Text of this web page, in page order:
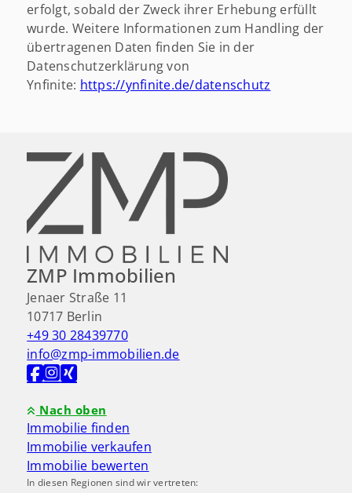
erfolgt, sobald der Zweck ihrer Erhebung erfüllt
wurde. Weitere Informationen zum Handling der
übertragenen Daten finden Sie in der
Datenschutzerklärung von
Ynfinite: https://ynfinite.de/datenschutz
ZMP Immobilien
Jenaer Straße 11
10717 Berlin
+49 30 28439770
info@zmp-immobilien.de
In diesen Regionen sind wir vertreten:
Nach oben
Immobilie finden
Immobilie verkaufen
Immobilie bewerten